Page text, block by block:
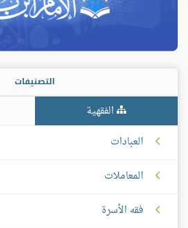
التصنيفات
الفقهية
العبادات
المعاملات
فقه الأسرة